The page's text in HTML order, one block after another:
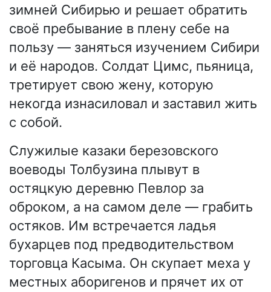
зимней Сибирью и решает обратить
своё пребывание в плену себе на
пользу — заняться изучением Сибири
и её народов. Солдат Цимс, пьяница,
третирует свою жену, которую
некогда изнасиловал и заставил жить
с собой.
Служилые казаки березовского
воеводы Толбузина плывут в
остяцкую деревню Певлор за
оброком, а на самом деле — грабить
остяков. Им встречается ладья
бухарцев под предводительством
торговца Касыма. Он скупает меха у
местных аборигенов и прячет их от